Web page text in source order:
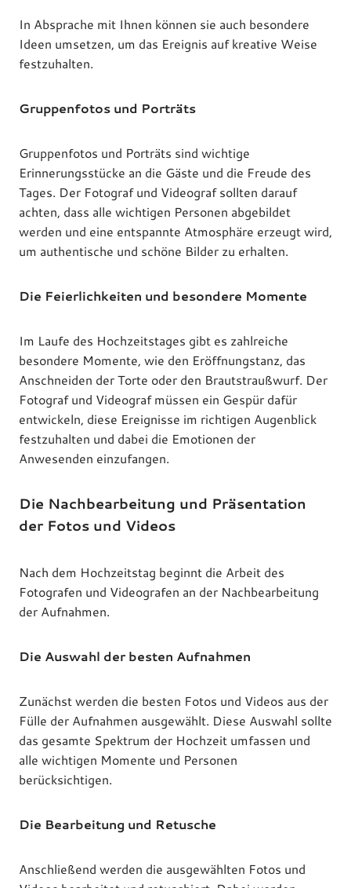
In Absprache mit Ihnen können sie auch besondere
Ideen umsetzen, um das Ereignis auf kreative Weise
festzuhalten.
Gruppenfotos und Porträts
Gruppenfotos und Porträts sind wichtige
Erinnerungsstücke an die Gäste und die Freude des
Tages. Der Fotograf und Videograf sollten darauf
achten, dass alle wichtigen Personen abgebildet
werden und eine entspannte Atmosphäre erzeugt wird,
um authentische und schöne Bilder zu erhalten.
Die Feierlichkeiten und besondere Momente
Im Laufe des Hochzeitstages gibt es zahlreiche
besondere Momente, wie den Eröffnungstanz, das
Anschneiden der Torte oder den Brautstraußwurf. Der
Fotograf und Videograf müssen ein Gespür dafür
entwickeln, diese Ereignisse im richtigen Augenblick
festzuhalten und dabei die Emotionen der
Anwesenden einzufangen.
Die Nachbearbeitung und Präsentation
der Fotos und Videos
Nach dem Hochzeitstag beginnt die Arbeit des
Fotografen und Videografen an der Nachbearbeitung
der Aufnahmen.
Die Auswahl der besten Aufnahmen
Zunächst werden die besten Fotos und Videos aus der
Fülle der Aufnahmen ausgewählt. Diese Auswahl sollte
das gesamte Spektrum der Hochzeit umfassen und
alle wichtigen Momente und Personen
berücksichtigen.
Die Bearbeitung und Retusche
Anschließend werden die ausgewählten Fotos und